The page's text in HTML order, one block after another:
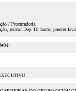
/ Procuradoria
relator Dep. Dr Sarto, parecer